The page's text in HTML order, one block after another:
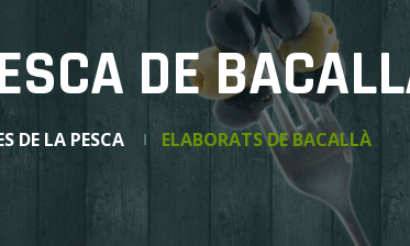
DE
DE LA PESCA ELABORATS DE BACALLÀ